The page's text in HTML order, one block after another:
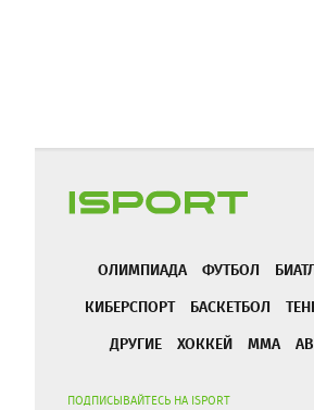
ОЛИМПИАДА ФУТБОЛ
КИБЕРСПОРТ
БАСКЕТБОЛ
ДРУГИЕ
ХОККЕЙ ММА
ПОДПИСЫВАЙТЕСЬ НА ISPORT